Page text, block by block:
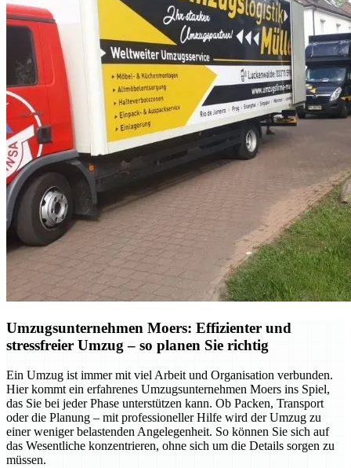
Umzugsunternehmen Moers: Effizienter und
stressfreier Umzug – so planen Sie richtig
Ein Umzug ist immer mit viel Arbeit und Organisation verbunden.
Hier kommt ein erfahrenes Umzugsunternehmen Moers ins Spiel,
das Sie bei jeder Phase unterstützen kann. Ob Packen, Transport
oder die Planung – mit professioneller Hilfe wird der Umzug zu
einer weniger belastenden Angelegenheit. So können Sie sich auf
das Wesentliche konzentrieren, ohne sich um die Details sorgen zu
müssen.